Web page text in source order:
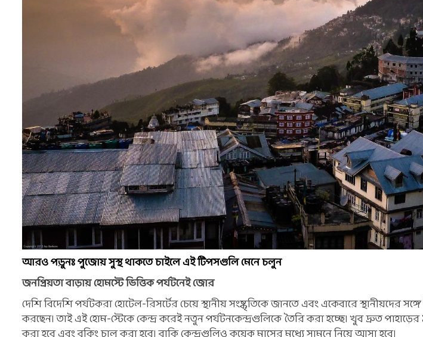
আরও পড়ুনঃ পুজোয় সুস্থ থাকতে চাইলে এই টিপসগুলি মেনে চলুন
জনপ্রিয়তা বাড়ায় হোমস্টে ভিত্তিক পর্যটনেই জোর
দেশি বিদেশি পর্যটকরা হোটেল-রিসর্টের চেয়ে স্থানীয় সংষ্কৃতিকে জানতে এবং একেবারে স্থানীয়দের
করছেন। তাই এই হোম-স্টেকে কেন্দ্র করেই নতুন পর্যটনকেন্দ্রগুলিকে তৈরি করা হচ্ছে। খুব দ্রুত